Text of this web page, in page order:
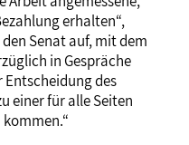
erhalten“,
Senat auf, mit dem
in Gespräche
des
einer für alle Seiten